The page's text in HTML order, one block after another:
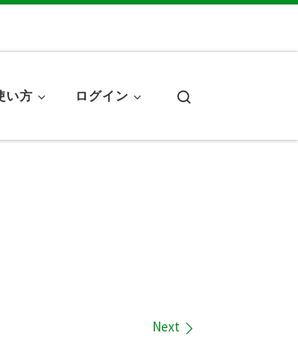
い方 ログイン
Next